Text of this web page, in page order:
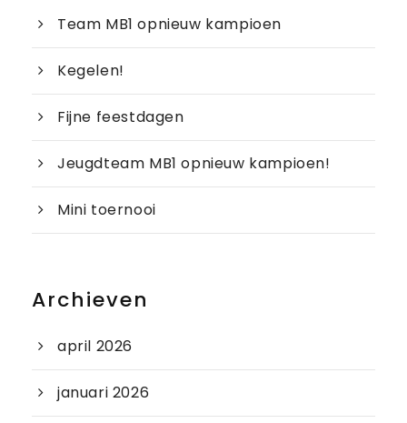
Team MB1 opnieuw kampioen
Kegelen!
Fijne feestdagen
Jeugdteam MB1 opnieuw kampioen!
Mini toernooi
Archieven
april 2026
januari 2026